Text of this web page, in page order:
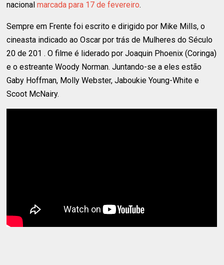
nacionalmarcada para 17 de fevereiro.
Sempre em Frente foi escrito e dirigido por Mike Mills, o
cineasta indicado ao Oscar por trás de Mulheres do Século
20 de 201 . O filme é liderado por Joaquin Phoenix (Coringa)
e o estreante Woody Norman. Juntando-se a eles estão
Gaby Hoffman, Molly Webster, Jaboukie Young-White e
Scoot McNairy.